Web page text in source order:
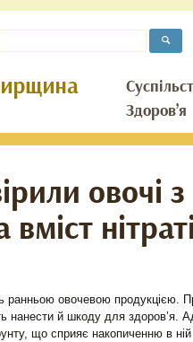
Здоров’я
овочі з
ранньою овочевою продукцією.
нанести й шкоду для здоров’я.
що сприяє накопиченню в ній